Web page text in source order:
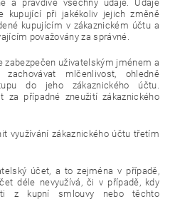
a pravdivě všechny údaje. Údaje
kupující při jakékoliv jejich změně
kupujícím v zákaznickém účtu a
považovány za správné.
zabezpečen uživatelským jménem a
mlčenlivost, ohledně
do jeho zákaznického účtu.
za případné zneužití zákaznického
využívání zákaznického účtu třetím
účet, a to zejména v případě,
déle nevyužívá, či v případě, kdy
z kupní smlouvy nebo těchto